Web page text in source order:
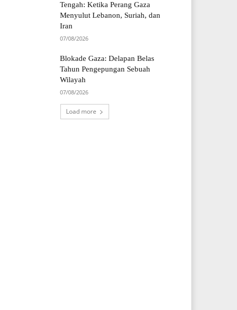
Tengah: Ketika Perang Gaza
Menyulut Lebanon, Suriah, dan
Iran
07/08/2026
Blokade Gaza: Delapan Belas
Tahun Pengepungan Sebuah
Wilayah
07/08/2026
Load more